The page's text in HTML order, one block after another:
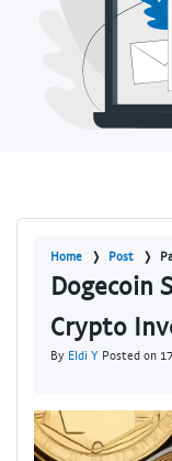
Home Post
Dogecoin
Crypto
By Eldi Y Posted on